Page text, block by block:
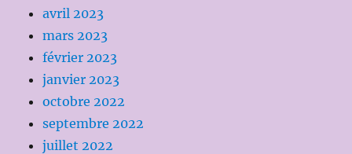
avril 2023
mars 2023
février 2023
janvier 2023
octobre 2022
septembre 2022
juillet 2022